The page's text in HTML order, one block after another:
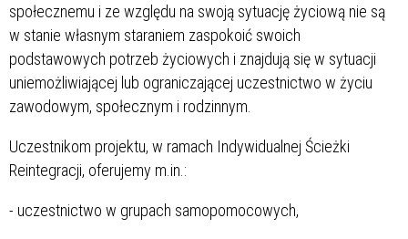
społecznemu i ze względu na swoją sytuację życiową nie są
w stanie własnym staraniem zaspokoić swoich
podstawowych potrzeb życiowych i znajdują się w sytuacji
uniemożliwiającej lub ograniczającej uczestnictwo w życiu
zawodowym, społecznym i rodzinnym.
Uczestnikom projektu, w ramach Indywidualnej Ścieżki
Reintegracji, oferujemy m.in.:
- uczestnictwo w grupach samopomocowych,